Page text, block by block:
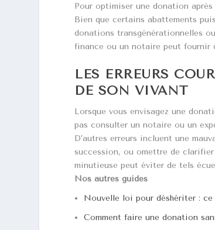
Pour optimiser une donation
Bien que certains abattements
donations transgénérationnelles
finance ou un notaire peut fournir
LES ERREURS
DE SON VIVANT
Lorsque vous envisagez une
pas consulter un notaire ou un
D’autres erreurs incluent une
succession, ou omettre de
minutieuse peut éviter de tels
Nos autres guides
Nouvelle loi pour déshériter : ce
Comment faire une donation